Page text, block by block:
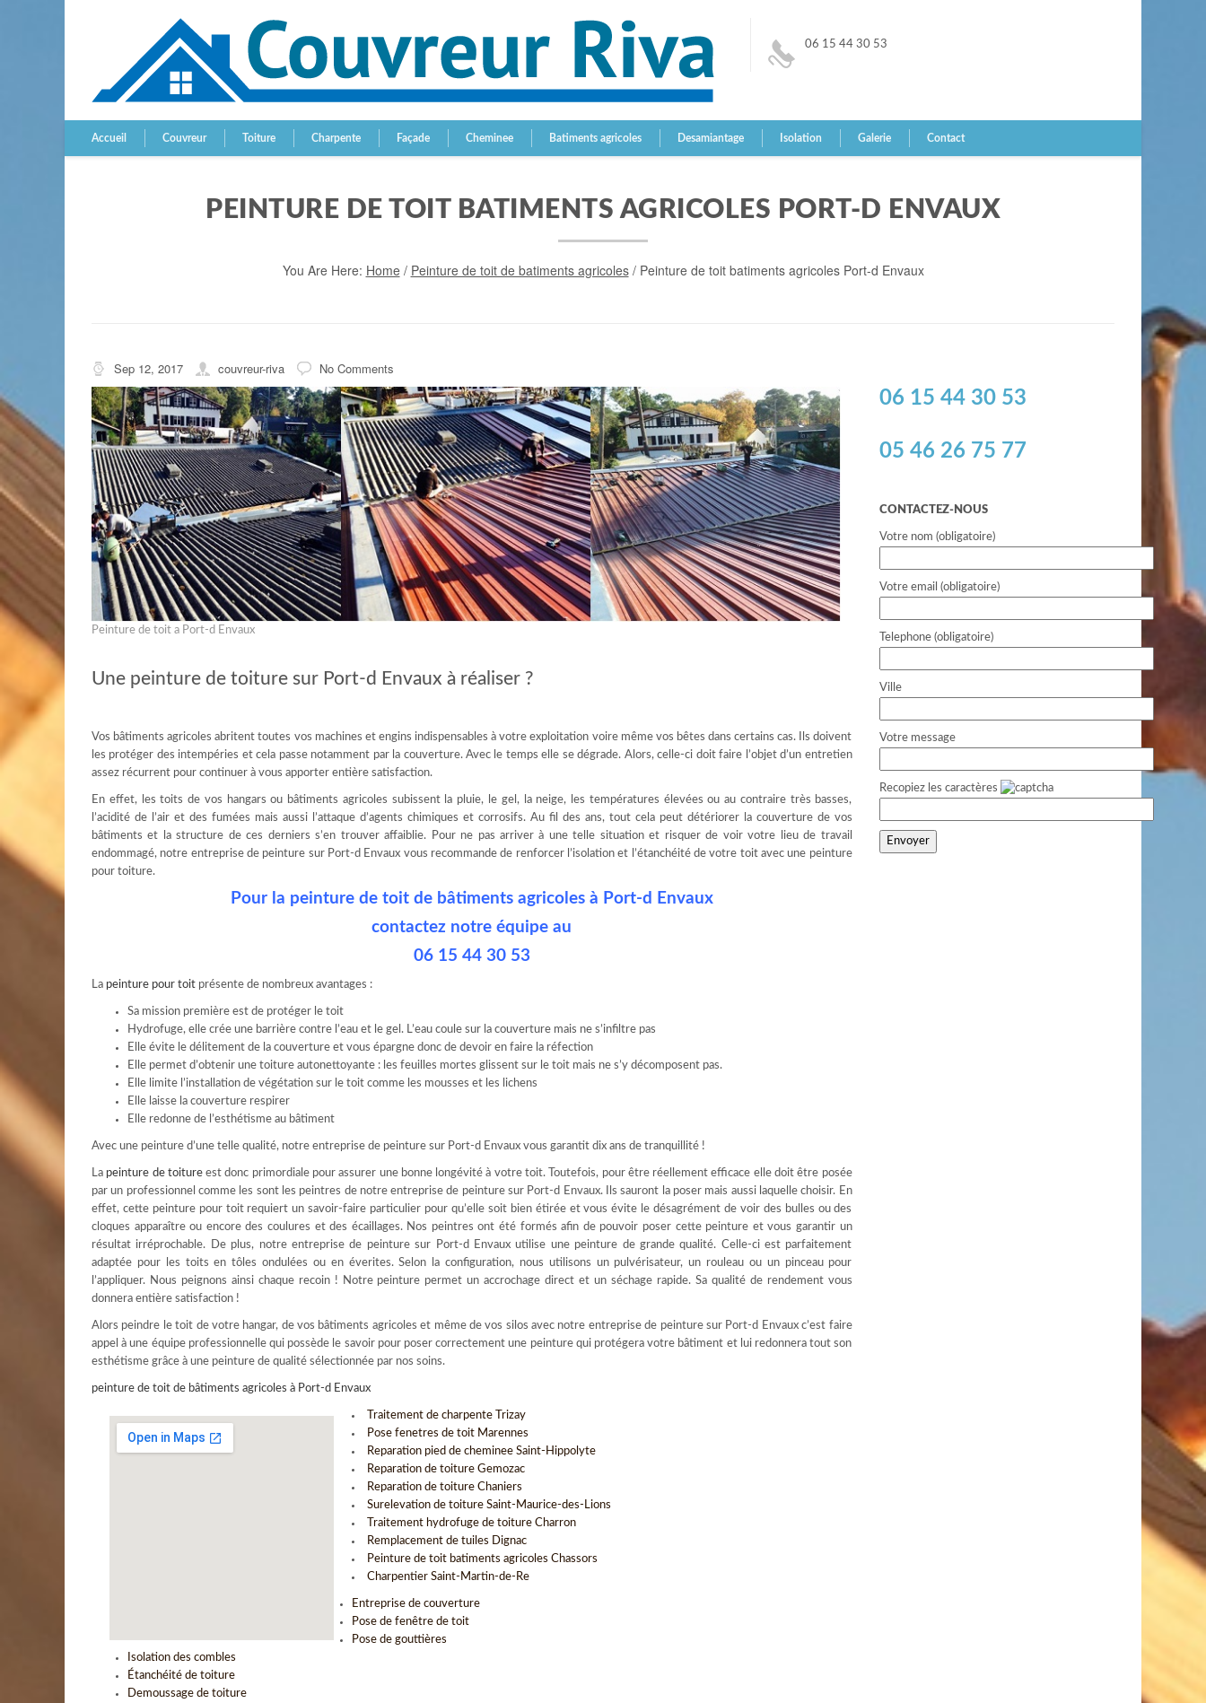
06 15 44 30 53
Accueil Couvreur Toiture Charpente Façade Cheminee Batiments agricoles Desamiantage Isolation Galerie Contact
PEINTURE DE TOIT BATIMENTS AGRICOLES PORT-D ENVAUX
You Are Here: Home/ Peinture de toit de batiments agricoles/ Peinture de toit batiments agricoles Port-d Envaux
Sep 12, 2017 couvreur-riva No Comments
Peinture de toit a Port-d Envaux
Une peinture de toiture sur Port-d Envaux à réaliser ?
Vos bâtiments agricoles abritent toutes vos machines et engins indispensables à votre exploitation voire même vos bêtes dans certains cas. Ils doivent
les protéger des intempéries et cela passe notamment par la couverture. Avec le temps elle se dégrade. Alors, celle-ci doit faire l’objet d’un entretien
assez récurrent pour continuer à vous apporter entière satisfaction.
En effet, les toits de vos hangars ou bâtiments agricoles subissent la pluie, le gel, la neige, les températures élevées ou au contraire très basses,
l’acidité de l’air et des fumées mais aussi l’attaque d’agents chimiques et corrosifs. Au fil des ans, tout cela peut détériorer la couverture de vos
bâtiments et la structure de ces derniers s’en trouver affaiblie. Pour ne pas arriver à une telle situation et risquer de voir votre lieu de travail
endommagé, notre entreprise de peinture sur Port-d Envaux vous recommande de renforcer l’isolation et l’étanchéité de votre toit avec une peinture
pour toiture.
Pour la peinture de toit de bâtiments agricoles à Port-d Envaux
contactez notre équipe au
06 15 44 30 53
La peinture pour toit présente de nombreux avantages :
Sa mission première est de protéger le toit
Hydrofuge, elle crée une barrière contre l’eau et le gel. L’eau coule sur la couverture mais ne s’infiltre pas
Elle évite le délitement de la couverture et vous épargne donc de devoir en faire la réfection
Elle permet d’obtenir une toiture autonettoyante : les feuilles mortes glissent sur le toit mais ne s’y décomposent pas.
Elle limite l’installation de végétation sur le toit comme les mousses et les lichens
Elle laisse la couverture respirer
Elle redonne de l’esthétisme au bâtiment
Avec une peinture d’une telle qualité, notre entreprise de peinture sur Port-d Envaux vous garantit dix ans de tranquillité !
La peinture de toiture est donc primordiale pour assurer une bonne longévité à votre toit. Toutefois, pour être réellement efficace elle doit être posée
par un professionnel comme les sont les peintres de notre entreprise de peinture sur Port-d Envaux. Ils sauront la poser mais aussi laquelle choisir. En
effet, cette peinture pour toit requiert un savoir-faire particulier pour qu’elle soit bien étirée et vous évite le désagrément de voir des bulles ou des
cloques apparaître ou encore des coulures et des écaillages. Nos peintres ont été formés afin de pouvoir poser cette peinture et vous garantir un
résultat irréprochable. De plus, notre entreprise de peinture sur Port-d Envaux utilise une peinture de grande qualité. Celle-ci est parfaitement
adaptée pour les toits en tôles ondulées ou en éverites. Selon la configuration, nous utilisons un pulvérisateur, un rouleau ou un pinceau pour
l’appliquer. Nous peignons ainsi chaque recoin ! Notre peinture permet un accrochage direct et un séchage rapide. Sa qualité de rendement vous
donnera entière satisfaction !
Alors peindre le toit de votre hangar, de vos bâtiments agricoles et même de vos silos avec notre entreprise de peinture sur Port-d Envaux c’est faire
appel à une équipe professionnelle qui possède le savoir pour poser correctement une peinture qui protégera votre bâtiment et lui redonnera tout son
esthétisme grâce à une peinture de qualité sélectionnée par nos soins.
peinture de toit de bâtiments agricoles à Port-d Envaux
Traitement de charpente Trizay
Pose fenetres de toit Marennes
Reparation pied de cheminee Saint-Hippolyte
Reparation de toiture Gemozac
Reparation de toiture Chaniers
Surelevation de toiture Saint-Maurice-des-Lions
Traitement hydrofuge de toiture Charron
Remplacement de tuiles Dignac
Peinture de toit batiments agricoles Chassors
Charpentier Saint-Martin-de-Re
Entreprise de couverture
Pose de fenêtre de toit
Pose de gouttières
Isolation des combles
Étanchéité de toiture
Demoussage de toiture
06 15 44 30 53
05 46 26 75 77
CONTACTEZ-NOUS
Votre nom (obligatoire)
Votre email (obligatoire)
Telephone (obligatoire)
Ville
Votre message
Recopiez les caractères